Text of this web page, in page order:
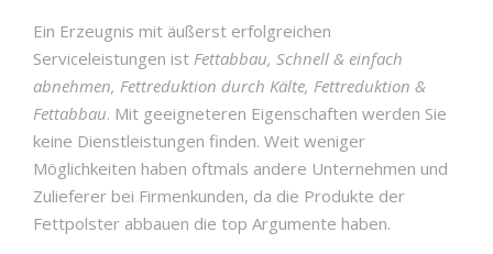
Ein Erzeugnis mit äußerst erfolgreichen
Serviceleistungen ist Fettabbau, Schnell & einfach
abnehmen, Fettreduktion durch Kälte, Fettreduktion &
Fettabbau. Mit geeigneteren Eigenschaften werden Sie
keine Dienstleistungen finden. Weit weniger
Möglichkeiten haben oftmals andere Unternehmen und
Zulieferer bei Firmenkunden, da die Produkte der
Fettpolster abbauen die top Argumente haben.